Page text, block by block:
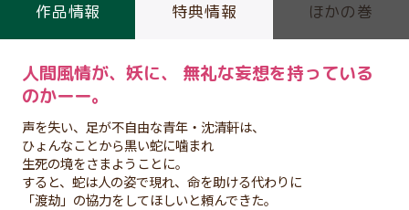
作品情報 特典情報 ほかの巻
人間風情が、妖に、 無礼な妄想を持っている
のかーー。
声を失い、足が不自由な青年・沈清軒は、
ひょんなことから黒い蛇に噛まれ
生死の境をさまようことに。
すると、蛇は人の姿で現れ、命を助ける代わりに
「渡劫」の協力をしてほしいと頼んできた。